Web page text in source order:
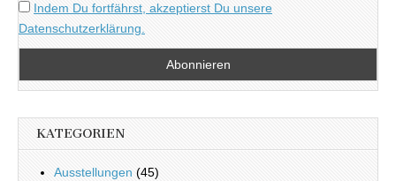
Indem Du fortfährst, akzeptierst Du unsere
Datenschutzerklärung.
KATEGORIEN
Ausstellungen (45)